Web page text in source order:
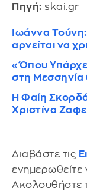
Πηγή: skai.gr
Ιωάννα
αρνείται να
«Όπου
στη Μεσσηνία
Η Φαίη
Χριστίνα
Διαβάστε τις
ενημερωθείτε
Ακολουθήστε